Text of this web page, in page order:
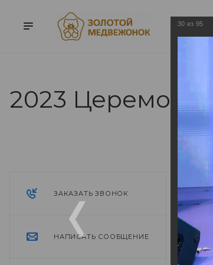
2023
ЗАКАЗАТЬ ЗВОНОК
НАПИСАТЬ СООБЩЕНИЕ
30 из 95